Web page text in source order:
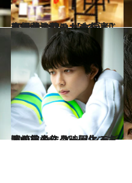
2013.3.10
セックスワーカーを演じる伊藤沙莉の 【女優考】声優からコントまで
旅＆お出かけ
2020.11.6
岡崎京子作品映画化で主演の鈴木仁 メンノンモデルからのスター誕生
カルチャー